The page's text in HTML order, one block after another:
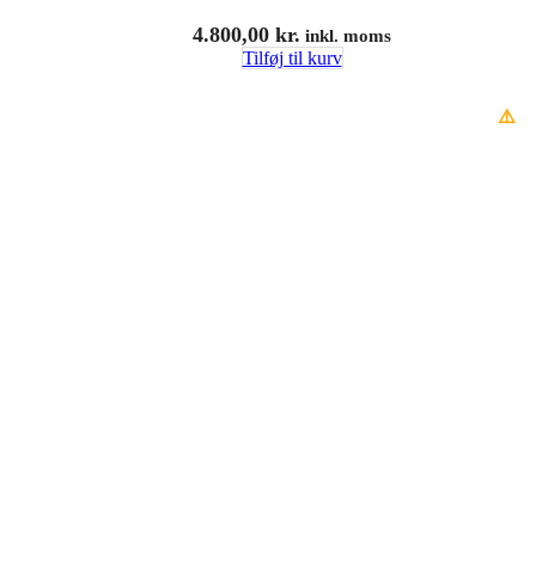
4.800,00 kr. inkl. moms
Tilføj til kurv
⚠️